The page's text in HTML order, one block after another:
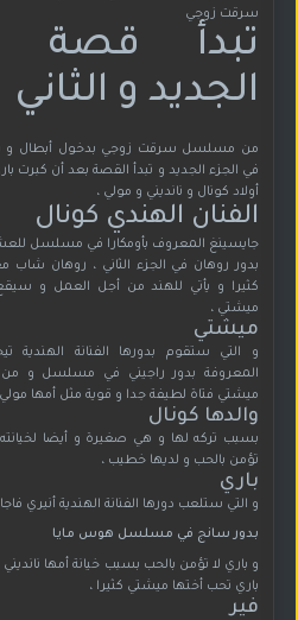
سرقت زوجي
تبدأ قصة
الجديد و الثاني
من مسلسل سرقت زوجي بدخول أبطال و
في الجزء الجديد و تبدأ القصة بعد أن كبرت
أولاد كونال و نانديني و مولي ،
الفنان الهندي كونال
جايسينغ المعروف بأومكارا في مسلسل
بدور روهان في الجزء الثاني ، روهان
كثيرا و يأتي للهند من أجل العمل و
ميشتي ،
ميشتي
و التي ستقوم بدورها الفنانة الهندية
المعروفة بدور راجيني في مسلسل و
ميشتي فتاة لطيفة جدا و قوية مثل أمها
والدها كونال
بسبب تركه لها و هي صغيرة و أيضا
تؤمن بالحب و لديها خطيب ،
باري
و التي ستلعب دورها الفنانة الهندية أنيري
بدور سانج في مسلسل هوس مايا
و باري لا تؤمن بالحب بسبب خيانة أمها
باري تحب أختها ميشتي كثيرا ،
فير